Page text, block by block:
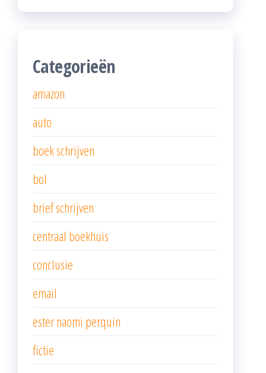
Categorieën
amazon
auto
boek schrijven
bol
brief schrijven
centraal boekhuis
conclusie
email
ester naomi perquin
fictie